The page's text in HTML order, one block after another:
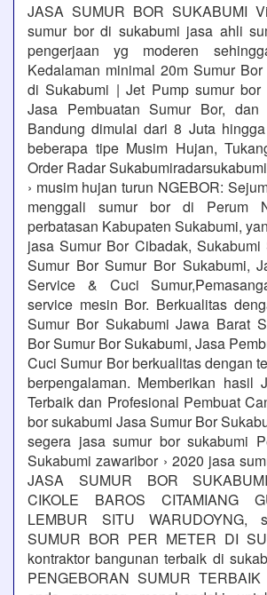
JASA SUMUR BOR SUKABUMI
sumur bor di sukabumi jasa ahli
pengerjaan yg moderen
Kedalaman minimal 20m Sumur
di Sukabumi | Jet Pump sumur bor
Jasa Pembuatan Sumur Bor,
Bandung dimulai dari 8 Juta
beberapa tipe Musim Hujan,
Order Radar
› musim hujan turun NGEBOR:
menggali sumur bor di Perum
perbatasan Kabupaten Sukabumi,
jasa Sumur Bor Cibadak, Sukabumi
Sumur Bor Sumur Bor Sukabumi,
Service & Cuci
service mesin Bor. Berkualitas
Sumur Bor Sukabumi Jawa Barat
Bor Sumur Bor Sukabumi, Jasa
Cuci Sumur Bor berkualitas dengan
berpengalaman. Memberikan hasil
Terbaik dan Profesional Pembuat
bor sukabumi Jasa Sumur Bor
segera jasa sumur bor sukabumi
Sukabumi zawaribor › 2020 jasa
JASA SUMUR BOR
CIKOLE BAROS CITAMIANG
LEMBUR SITU WARUDOYNG,
SUMUR BOR PER METER DI
kontraktor bangunan terbaik di
PENGEBORAN SUMUR